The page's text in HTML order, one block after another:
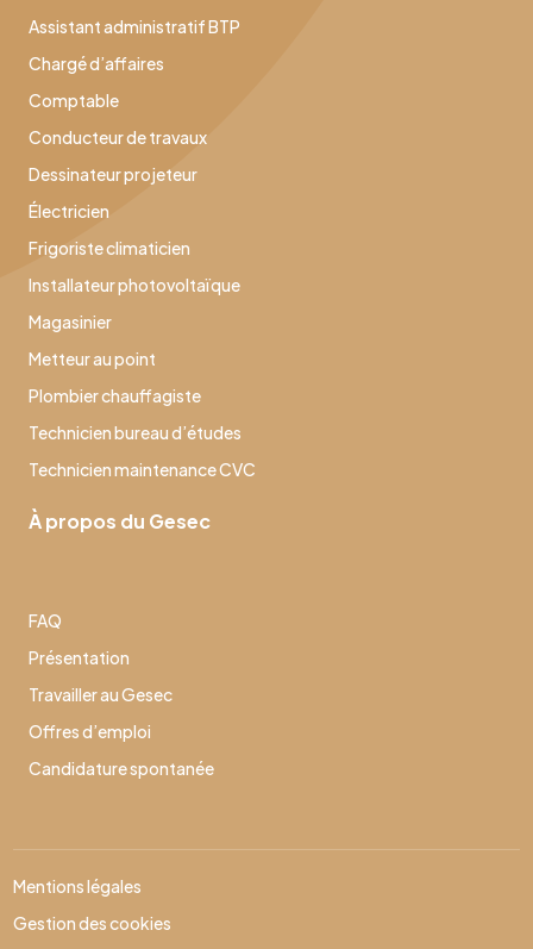
Assistant administratif BTP
Chargé d’affaires
Comptable
Conducteur de travaux
Dessinateur projeteur
Électricien
Frigoriste climaticien
Installateur photovoltaïque
Magasinier
Metteur au point
Plombier chauffagiste
Technicien bureau d’études
Technicien maintenance CVC
À propos du Gesec
FAQ
Présentation
Travailler au Gesec
Offres d’emploi
Candidature spontanée
Mentions légales
Gestion des cookies